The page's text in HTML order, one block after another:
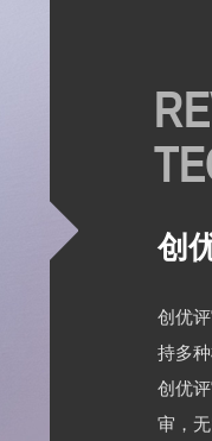
创
创优
持多
创优
审，